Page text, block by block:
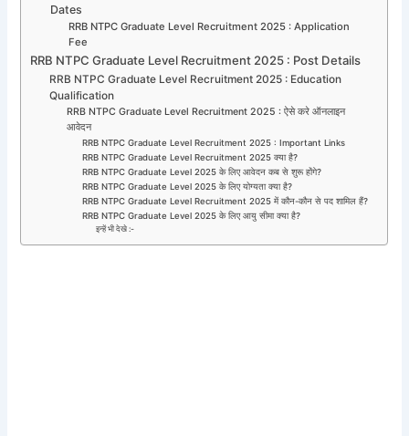
Dates
RRB NTPC Graduate Level Recruitment 2025 : Application
Fee
RRB NTPC Graduate Level Recruitment 2025 : Post Details
RRB NTPC Graduate Level Recruitment 2025 : Education
Qualification
RRB NTPC Graduate Level Recruitment 2025 : ऐसे करे ऑनलाइन
आवेदन
RRB NTPC Graduate Level Recruitment 2025 : Important Links
RRB NTPC Graduate Level Recruitment 2025 क्या है?
RRB NTPC Graduate Level 2025 के लिए आवेदन कब से शुरू होंगे?
RRB NTPC Graduate Level 2025 के लिए योग्यता क्या है?
RRB NTPC Graduate Level Recruitment 2025 में कौन-कौन से पद शामिल हैं?
RRB NTPC Graduate Level 2025 के लिए आयु सीमा क्या है?
इन्हें भी देखे :-